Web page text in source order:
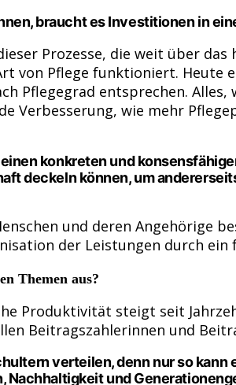
braucht es Investitionen in
Prozesse, die weit über
von Pflege funktioniert.
Pflegegrad entsprechen.
Verbesserung, wie mehr
konkreten und
deckeln können, um
und deren Angehörige
der Leistungen durch
Themen aus?
Produktivität steigt seit
Beitragszahlerinnen und
verteilen, denn nur so
Nachhaltigkeit und